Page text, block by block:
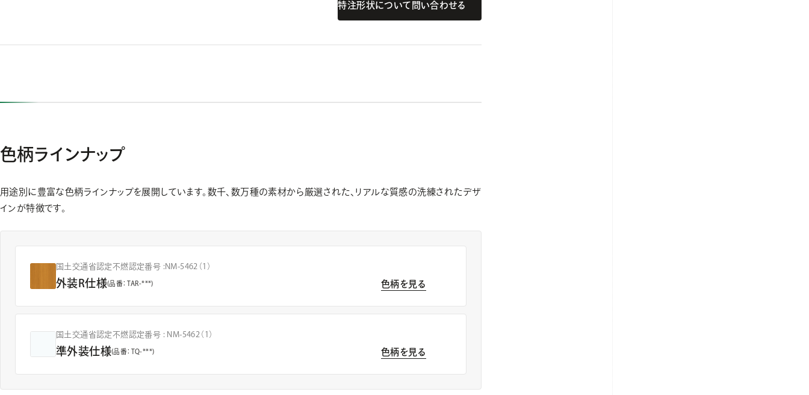
特注形状について問い合わせる
色柄ラインナップ
用途別に豊富な色柄ラインナップを展開しています。数千、数万種の素材から厳選された、リアルな質感の洗練されたデザ
インが特徴です。
国土交通省認定不燃認定番号 : NM-5462（1）
外装R仕様(品番：TAR-***) 色柄を見る
国土交通省認定不燃認定番号 : NM-5462（1）
準外装仕様(品番：TQ-***) 色柄を見る